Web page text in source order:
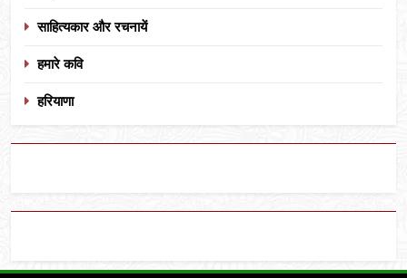
साहित्यकार और रचनायें
हमारे कवि
हरियाणा